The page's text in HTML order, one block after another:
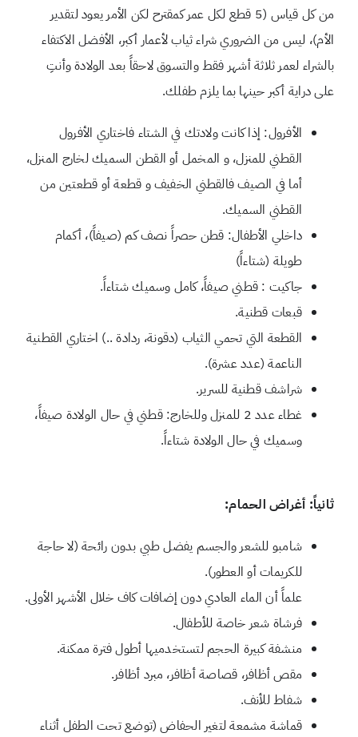
من كل قياس (5 قطع لكل عمر كمقترح لكن الأمر يعود لتقدير
الأم)، ليس من الضروري شراء ثياب لأعمار أكبر، الأفضل الاكتفاء
بالشراء لعمر ثلاثة أشهر فقط والتسوق لاحقاً بعد الولادة وأنتِ
على دراية أكبر حينها بما يلزم طفلك.
الأفرول: إذا كانت ولادتك في الشتاء فاختاري الأفرول
القطني للمنزل، و المخمل أو القطن السميك لخارج المنزل،
أما في الصيف فالقطني الخفيف و قطعة أو قطعتين من
القطني السميك.
داخلي الأطفال: قطن حصراً نصف كم (صيفاً)، أكمام
طويلة (شتاءاً)
جاكيت : قطني صيفاً، كامل وسميك شتاءاً.
قبعات قطنية.
القطعة التي تحمي الثياب (دقونة، ردادة ..) اختاري القطنية
الناعمة (عدد عشرة).
شراشف قطنية للسرير.
غطاء عدد 2 للمنزل وللخارج: قطني في حال الولادة صيفاً،
وسميك في حال الولادة شتاءاً.
ثانياً: أغراض الحمام:
شامبو للشعر والجسم يفضل طبي بدون رائحة (لا حاجة
للكريمات أو العطور).
علماً أن الماء العادي دون إضافات كاف خلال الأشهر الأولى.
فرشاة شعر خاصة للأطفال.
منشفة كبيرة الحجم لتستخدميها أطول فترة ممكنة.
مقص أظافر، قصاصة أظافر، مبرد أظافر.
شفاط للأنف.
قماشة مشمعة لتغير الحفاض (توضع تحت الطفل أثناء